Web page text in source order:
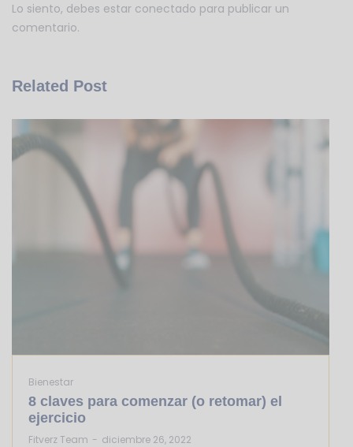
Lo siento, debes estar conectado para publicar un
comentario.
Related Post
Bienestar
8 claves para comenzar (o retomar) el
ejercicio
by
Fitverz Team diciembre 26, 2022